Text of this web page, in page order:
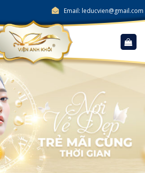
Email: leducvien@gmail.com